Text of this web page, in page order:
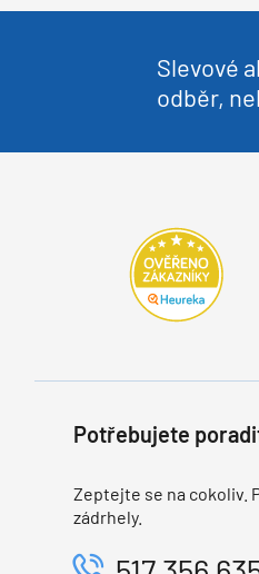
Slevové
odběr,
Potřebujete
Zeptejte se na cokoliv.
zádrhely.